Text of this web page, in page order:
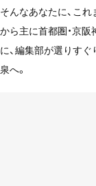
そんなあなたに、こ
から主に首都圏・京
に、編集部が選りす
泉へ。